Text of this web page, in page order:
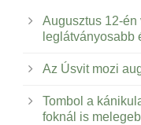
Augusztus 12-
leglátványosabb
Az Úsvit mozi
Tombol a
foknál is